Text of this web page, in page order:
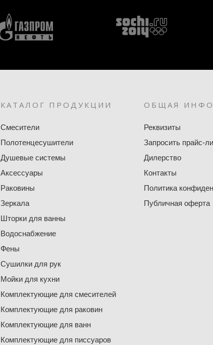
КАТАЛОГ ПРОДУКЦИИ
Смесители
Полотенцесушители
Душевые системы
Аксессуары
Раковины
Зеркала
Шторки для ванны
Водоснабжение
Фены
Сушилки для рук
Мойки для кухни
Комплектующие для смесителей
Комплектующие для раковин
Комплектующие для ванн
Комплектующие для писсуаров
ОБЩАЯ
Реквизиты
Запросить прайс-
Дилерство
Контакты
Политика
Публичная оферта